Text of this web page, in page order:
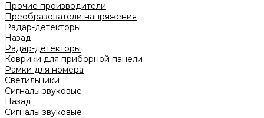
Прочие производители
Преобразователи напряжения
Радар-детекторы
Назад
Радар-детекторы
Коврики для приборной панели
Рамки для номера
Светильники
Сигналы звуковые
Назад
Сигналы звуковые